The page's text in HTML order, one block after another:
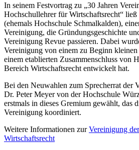
In seinem Festvortrag zu „30 Jahren
Hochschullehrer für Wirtschaftsrecht“
(ehemals Hochschule Schmalkalden),
Vereinigung, die Gründungsgeschichte
Vereinigung Revue passieren. Dabei
Vereinigung von einem zu Beginn kleinen
einem etablierten Zusammenschluss von
Bereich Wirtschaftsrecht entwickelt hat.
Bei den Neuwahlen zum Sprecherrat der
Dr. Peter Meyer von der Hochschule
erstmals in dieses Gremium gewählt, das
Vereinigung koordiniert.
Weitere Informationen zurVereinigung
Wirtschaftsrecht